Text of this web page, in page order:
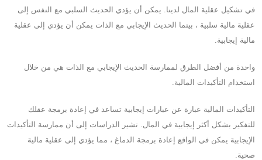
في تشكيل عقلية المال لدينا. يمكن أن يؤدي الحديث السلبي مع النفس إلى
عقلية مالية سلبية ، بينما الحديث الإيجابي مع الذات يمكن أن يؤدي إلى عقلية
مالية إيجابية.
واحدة من أفضل الطرق لممارسة الحديث الإيجابي مع الذات هي من خلال
استخدام التأكيدات المالية.
التأكيدات المالية عبارة عن عبارات إيجابية تساعد في إعادة برمجة عقلك
للتفكير بشكل أكثر إيجابية في المال. تشير الدراسات إلى أن ممارسة التأكيدات
الإيجابية يمكن في الواقع إعادة برمجة الدماغ ، مما يؤدي إلى عقلية مالية
صحية.